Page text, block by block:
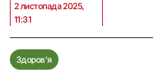
2 листопада 2025,
11:31
Здоров'я